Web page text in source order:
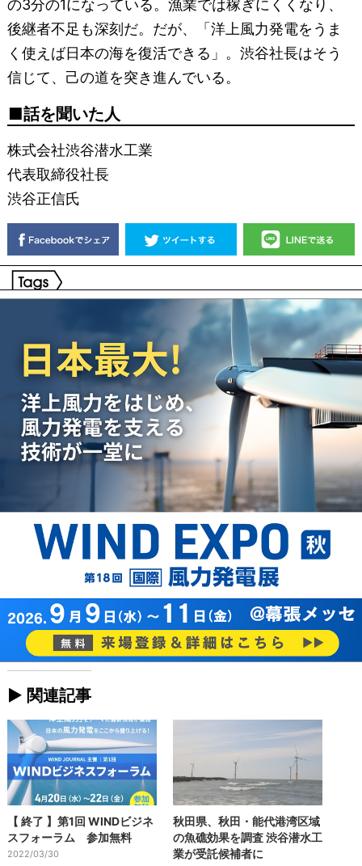
の3分の1になっている。漁業では稼ぎにくくなり、
後継者不足も深刻だ。だが、「洋上風力発電をうま
く使えば日本の海を復活できる」。渋谷社長はそう
信じて、己の道を突き進んでいる。
話を聞いた人
株式会社渋谷潜水工業
代表取締役社長
渋谷正信氏
► 関連記事
【 終了 】第1回 WINDビジネ
スフォーラム 参加無料
2022/03/30
秋田県、秋田・能代港湾区域
の魚礁効果を調査 渋谷潜水工
業が受託候補者に